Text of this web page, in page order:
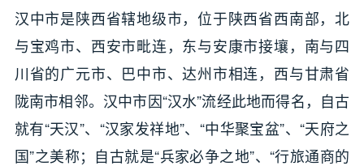
汉中市是陕西省辖地级市，位于陕西省西南部，北
与宝鸡市、西安市毗连，东与安康市接壤，南与四
川省的广元市、巴中市、达州市相连，西与甘肃省
陇南市相邻。汉中市因“汉水”流经此地而得名，自古
就有“天汉”、“汉家发祥地”、“中华聚宝盆”、“天府之
国”之美称；自古就是“兵家必争之地”、“行旅通商的